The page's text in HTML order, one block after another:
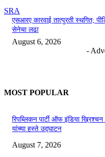
SRA
एसआरए कारवाई तात्पुरती स्थगित;
सेनेचा लढा
August 6, 2026
-
MOST POPULAR
रिपब्लिकन पार्टी ऑफ इंडिया
यांच्या हस्ते उद्घाटन
August 7, 2026